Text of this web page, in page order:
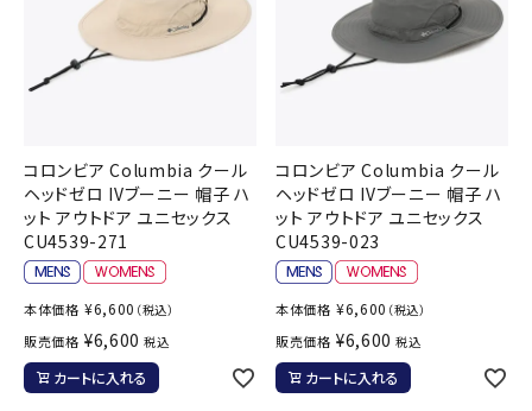
コロンビア Columbia クール
ヘッドゼロ IVブーニー 帽子 ハ
ット アウトドア ユニセックス
CU4539-271
本体価格 ¥6,600 （税込）
販売価格 ¥6,600 税込
カートに入れる
コロンビア Columbia クール
ヘッドゼロ IVブーニー 帽子 ハ
ット アウトドア ユニセックス
CU4539-023
本体価格 ¥6,600 （税込）
販売価格 ¥6,600 税込
カートに入れる